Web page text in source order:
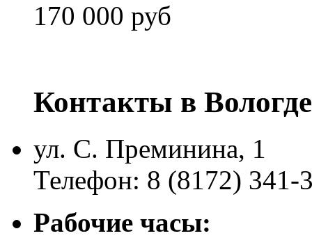
170 000 руб
Контакты в Вологде
ул. С. Преминина, 1
Телефон: 8 (8172) 341-
Рабочие часы: